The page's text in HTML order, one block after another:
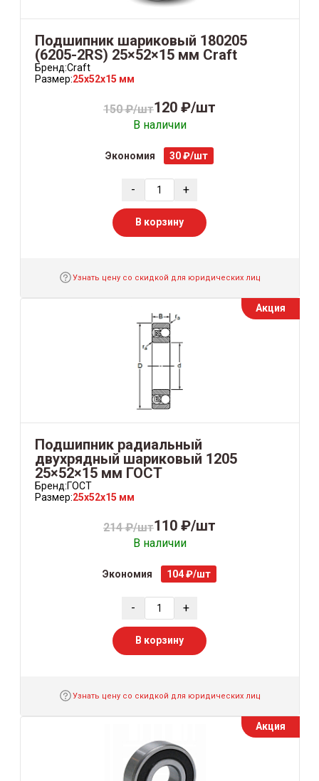
Подшипник шариковый 180205
(6205-2RS) 25×52×15 мм Craft
Бренд:Craft
Размер:25x52x15 мм
150 ₽/шт120 ₽/шт
В наличии
Экономия 30 ₽/шт
- +
В корзину
Узнать цену со скидкой для юридических лиц
Акция
Подшипник радиальный
двухрядный шариковый 1205
25×52×15 мм ГОСТ
Бренд:ГОСТ
Размер:25x52x15 мм
214 ₽/шт110 ₽/шт
В наличии
Экономия 104 ₽/шт
- +
В корзину
Узнать цену со скидкой для юридических лиц
Акция